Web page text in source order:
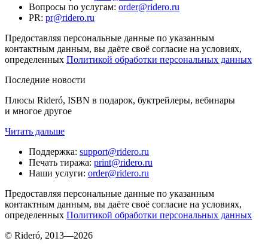
Вопросы по услугам: order@ridero.ru
PR: pr@ridero.ru
Предоставляя персональные данные по указанным
контактным данным, вы даёте своё согласие на условиях,
определенных Политикой обработки персональных данных
Последние новости
Плюсы Rideró, ISBN в подарок, буктрейлеры, вебинары
и многое другое
Читать дальше
Поддержка: support@ridero.ru
Печать тиража: print@ridero.ru
Наши услуги: order@ridero.ru
Предоставляя персональные данные по указанным
контактным данным, вы даёте своё согласие на условиях,
определенных Политикой обработки персональных данных
© Rideró, 2013—2026